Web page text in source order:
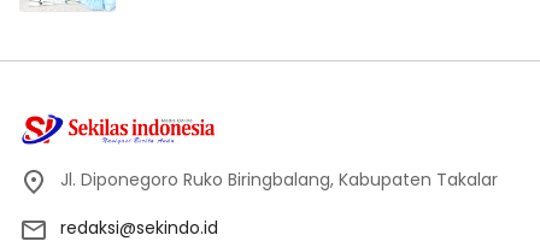
Jl. Diponegoro Ruko Biringbalang, Kabupaten Takalar
redaksi@sekindo.id